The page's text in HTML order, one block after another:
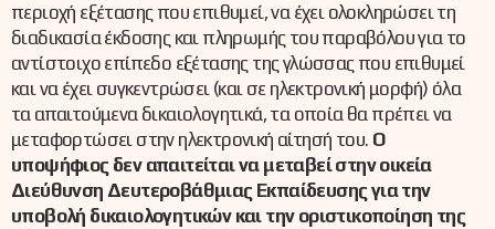
περιοχή εξέτασης που επιθυμεί, να έχει ολοκληρώσει τη
διαδικασία έκδοσης και πληρωμής του παραβόλου για το
αντίστοιχο επίπεδο εξέτασης της γλώσσας που επιθυμεί
και να έχει συγκεντρώσει (και σε ηλεκτρονική μορφή) όλα
τα απαιτούμενα δικαιολογητικά, τα οποία θα πρέπει να
μεταφορτώσει στην ηλεκτρονική αίτησή του. Ο
υποψήφιος δεν απαιτείται να μεταβεί στην οικεία
Διεύθυνση Δευτεροβάθμιας Εκπαίδευσης για την
υποβολή δικαιολογητικών και την οριστικοποίηση της